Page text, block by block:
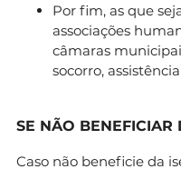
Por fim, as que
associações
câmaras
socorro,
SE NÃO BENEFICIAR
Caso não beneficie da